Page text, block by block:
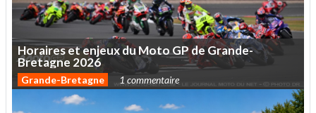
HorairesetenjeuxduMotoGPdeGrande-
Bretagne 2026
Grande-Bretagne 1 commentaire